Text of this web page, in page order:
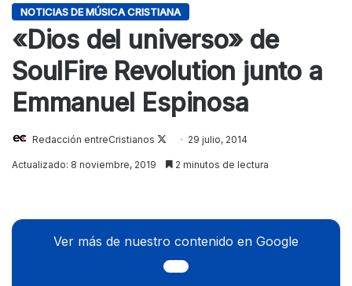
NOTICIAS DE MÚSICA CRISTIANA
«Dios del universo» de
SoulFire Revolution junto a
Emmanuel Espinosa
Redacción entreCristianos
Follow
on
29 julio, 2014
Actualizado: 8 noviembre, 2019 2 minutos de lectura
Ver más de nuestro contenido en Google